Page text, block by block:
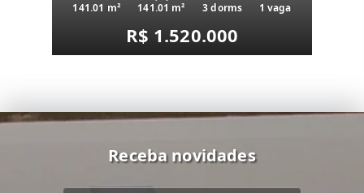
141.01 m² 141.01 m² 3 dorms 1 vaga
R$ 1.520.000
Receba novidades